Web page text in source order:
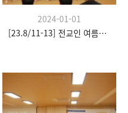
2024-01-01
[23.8/11-13] 전교인 여름수련회